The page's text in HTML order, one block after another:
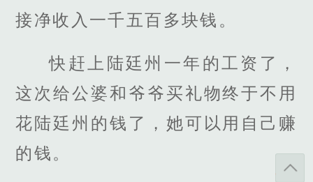
接净收入一千五百多块钱。
快赶上陆廷州一年的工资了，
这次给公婆和爷爷买礼物终于不用
花陆廷州的钱了，她可以用自己赚
的钱。